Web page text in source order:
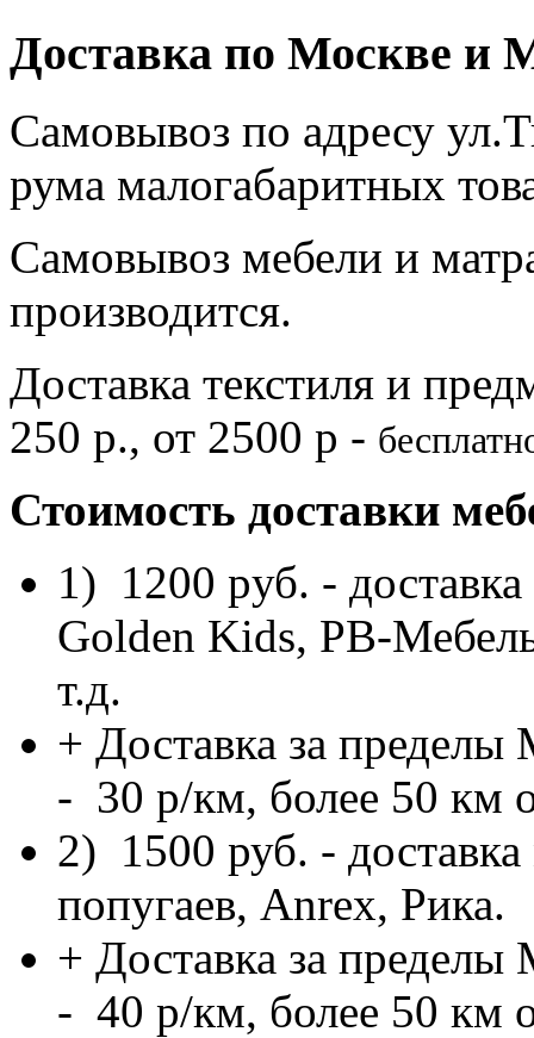
Доставка по Москве и
Самовывоз по адресу
рума малогабаритных
Самовывоз мебели и
производится.
Доставка текстиля и
250 р., от 2500 р -
Стоимость доставки
1) 1200 pуб. -
Golden Kids, РВ-
т.д.
+ Доставка за
- 30 p/км, более 50
2) 1500 руб. -
попугаев, Anrex, Рика.
+ Доставка за
- 40 p/км, более 50